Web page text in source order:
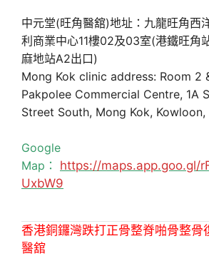
中元堂(旺角醫舘)地址：九龍旺角西
利商業中心11樓02及03室(港鐵旺角
麻地站A2出口)
Mong Kok clinic address: Room 2
Pakpolee Commercial Centre, 1A
Street South, Mong Kok, Kowloon,
Google
Map： https://maps.app.goo.gl/
UxbW9
香港銅鑼灣跌打正骨整脊啪骨整骨
醫舘